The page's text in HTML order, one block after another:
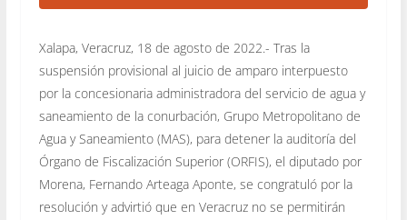
Xalapa, Veracruz, 18 de agosto de 2022.- Tras la
suspensión provisional al juicio de amparo interpuesto
por la concesionaria administradora del servicio de agua y
saneamiento de la conurbación, Grupo Metropolitano de
Agua y Saneamiento (MAS), para detener la auditoría del
Órgano de Fiscalización Superior (ORFIS), el diputado por
Morena, Fernando Arteaga Aponte, se congratuló por la
resolución y advirtió que en Veracruz no se permitirán